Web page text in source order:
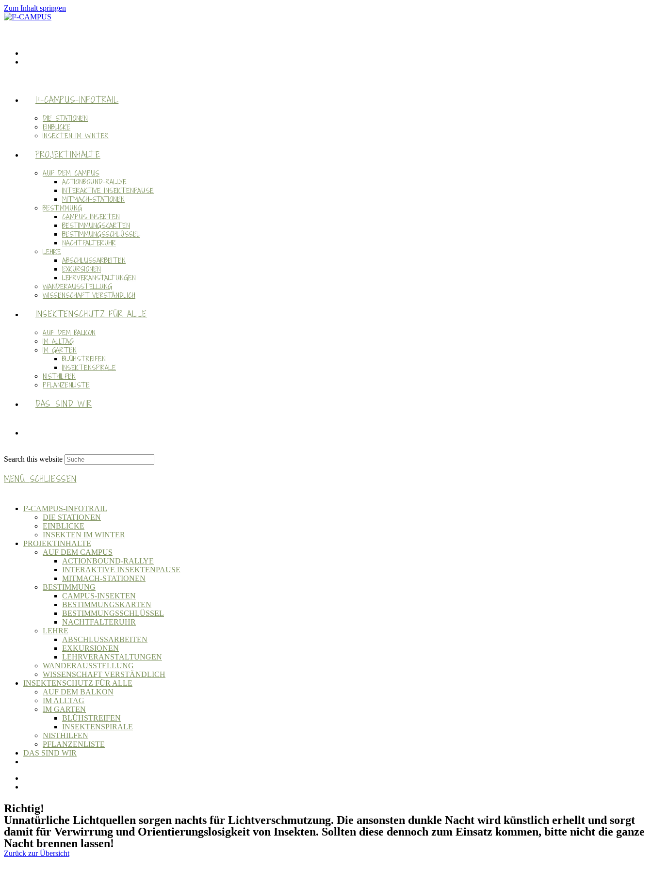
Zum Inhalt springen
I²-CAMPUS-INFOTRAIL
DIE STATIONEN
EINBLICKE
INSEKTEN IM WINTER
PROJEKTINHALTE
AUF DEM CAMPUS
ACTIONBOUND-RALLYE
INTERAKTIVE INSEKTENPAUSE
MITMACH-STATIONEN
BESTIMMUNG
CAMPUS-INSEKTEN
BESTIMMUNGSKARTEN
BESTIMMUNGSSCHLÜSSEL
NACHTFALTERUHR
LEHRE
ABSCHLUSSARBEITEN
EXKURSIONEN
LEHRVERANSTALTUNGEN
WANDERAUSSTELLUNG
WISSENSCHAFT VERSTÄNDLICH
INSEKTENSCHUTZ FÜR ALLE
AUF DEM BALKON
IM ALLTAG
IM GARTEN
BLÜHSTREIFEN
INSEKTENSPIRALE
NISTHILFEN
PFLANZENLISTE
DAS SIND WIR
Search this website
MENÜ SCHLIESSEN
I²-CAMPUS-INFOTRAIL
DIE STATIONEN
EINBLICKE
INSEKTEN IM WINTER
PROJEKTINHALTE
AUF DEM CAMPUS
ACTIONBOUND-RALLYE
INTERAKTIVE INSEKTENPAUSE
MITMACH-STATIONEN
BESTIMMUNG
CAMPUS-INSEKTEN
BESTIMMUNGSKARTEN
BESTIMMUNGSSCHLÜSSEL
NACHTFALTERUHR
LEHRE
ABSCHLUSSARBEITEN
EXKURSIONEN
LEHRVERANSTALTUNGEN
WANDERAUSSTELLUNG
WISSENSCHAFT VERSTÄNDLICH
INSEKTENSCHUTZ FÜR ALLE
AUF DEM BALKON
IM ALLTAG
IM GARTEN
BLÜHSTREIFEN
INSEKTENSPIRALE
NISTHILFEN
PFLANZENLISTE
DAS SIND WIR
Richtig!
Unnatürliche Lichtquellen sorgen nachts für Lichtverschmutzung. Die ansonsten dunkle Nacht wird künstlich erhellt und sorgt
damit für Verwirrung und Orientierungslosigkeit von Insekten. Sollten diese dennoch zum Einsatz kommen, bitte nicht die ganze
Nacht brennen lassen!
Zurück zur Übersicht